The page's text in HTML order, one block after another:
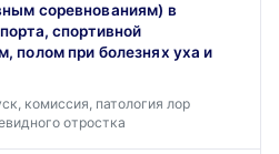
соревнованиям) в
спортивной
полом при болезнях уха и
комиссия, патология лор
отростка